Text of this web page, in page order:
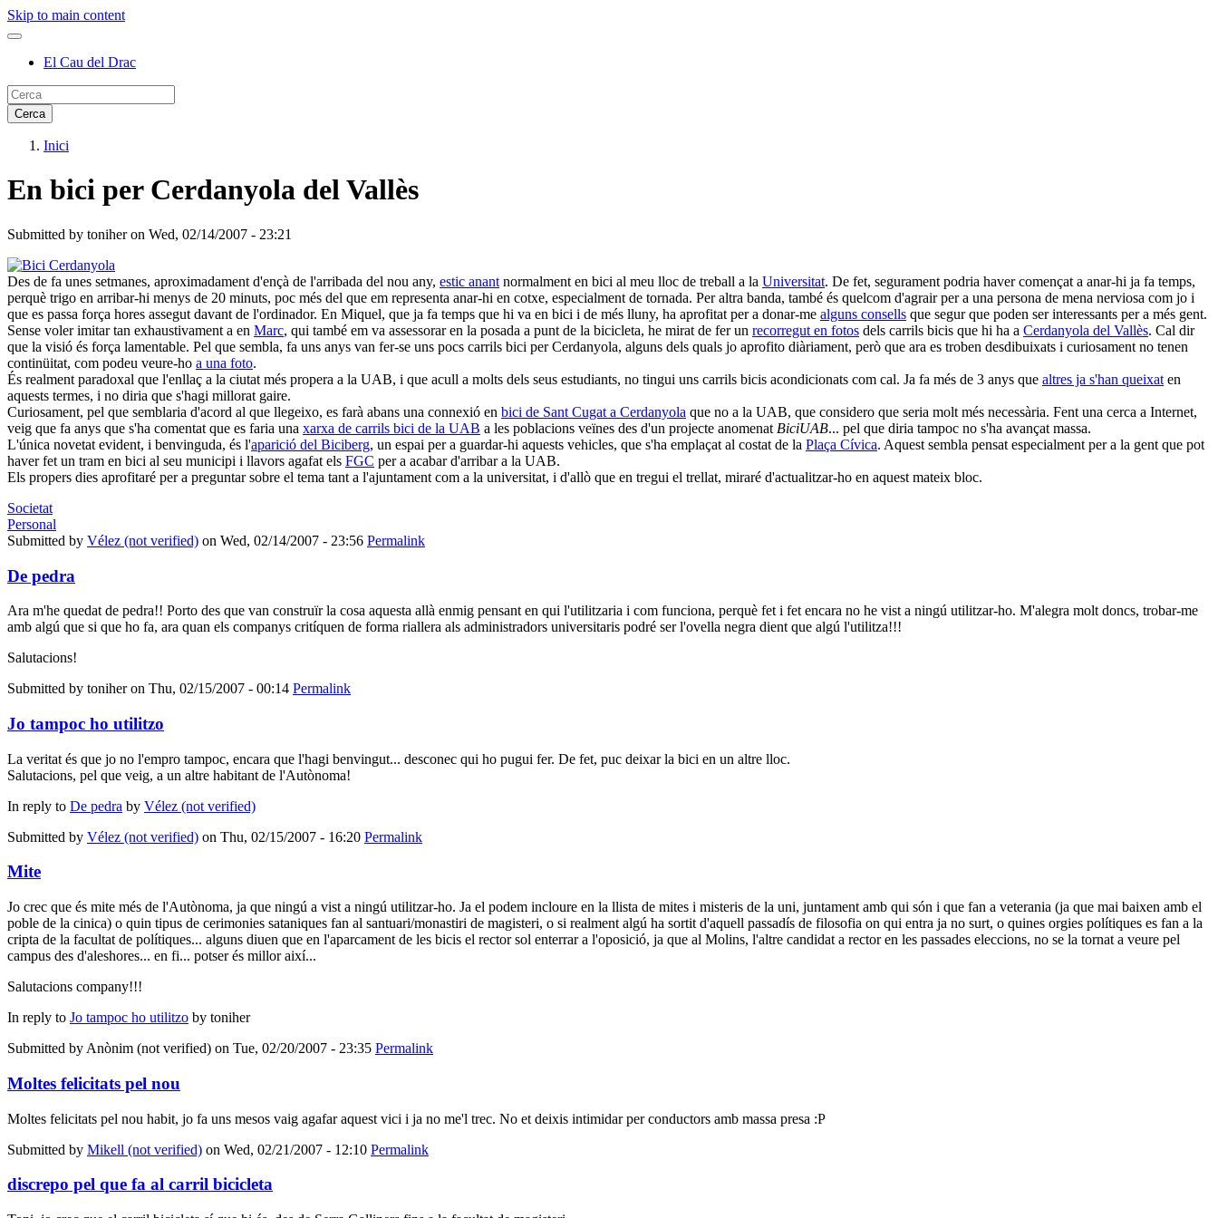
Skip to main content
El Cau del Drac
Inici
En bici per Cerdanyola del Vallès
Submitted by toniheron Wed, 02/14/2007 - 23:21
Des de fa unes setmanes, aproximadament d'ençà de l'arribada del nou any, estic anant normalment en bici al meu lloc de treball a la Universitat. De fet, segurament podria haver començat a anar-hi ja fa temps,
perquè trigo en arribar-hi menys de 20 minuts, poc més del que em representa anar-hi en cotxe, especialment de tornada. Per altra banda, també és quelcom d'agrair per a una persona de mena nerviosa com jo i
que es passa força hores assegut davant de l'ordinador. En Miquel, que ja fa temps que hi va en bici i de més lluny, ha aprofitat per a donar-me alguns consells que segur que poden ser interessants per a més gent.
Sense voler imitar tan exhaustivament a en Marc, qui també em va assessorar en la posada a punt de la bicicleta, he mirat de fer un recorregut en fotos dels carrils bicis que hi ha a Cerdanyola del Vallès. Cal dir
que la visió és força lamentable. Pel que sembla, fa uns anys van fer-se uns pocs carrils bici per Cerdanyola, alguns dels quals jo aprofito diàriament, però que ara es troben desdibuixats i curiosament no tenen
continüitat, com podeu veure-ho a una foto.
És realment paradoxal que l'enllaç a la ciutat més propera a la UAB, i que acull a molts dels seus estudiants, no tingui uns carrils bicis acondicionats com cal. Ja fa més de 3 anys que altres ja s'han queixat en
aquests termes, i no diria que s'hagi millorat gaire.
Curiosament, pel que semblaria d'acord al que llegeixo, es farà abans una connexió en bici de Sant Cugat a Cerdanyola que no a la UAB, que considero que seria molt més necessària. Fent una cerca a Internet,
veig que fa anys que s'ha comentat que es faria una xarxa de carrils bici de la UAB a les poblacions veïnes des d'un projecte anomenat BiciUAB... pel que diria tampoc no s'ha avançat massa.
L'única novetat evident, i benvinguda, és l'aparició del Biciberg, un espai per a guardar-hi aquests vehicles, que s'ha emplaçat al costat de la Plaça Cívica. Aquest sembla pensat especialment per a la gent que pot
haver fet un tram en bici al seu municipi i llavors agafat els FGC per a acabar d'arribar a la UAB.
Els propers dies aprofitaré per a preguntar sobre el tema tant a l'ajuntament com a la universitat, i d'allò que en tregui el trellat, miraré d'actualitzar-ho en aquest mateix bloc.
Societat
Personal
Submitted by Vélez (not verified) on Wed, 02/14/2007 - 23:56 Permalink
De pedra
Ara m'he quedat de pedra!! Porto des que van construïr la cosa aquesta allà enmig pensant en qui l'utilitzaria i com funciona, perquè fet i fet encara no he vist a ningú utilitzar-ho. M'alegra molt doncs, trobar-me
amb algú que si que ho fa, ara quan els companys critíquen de forma riallera als administradors universitaris podré ser l'ovella negra dient que algú l'utilitza!!!
Salutacions!
Submitted by toniheron Thu, 02/15/2007 - 00:14 Permalink
Jo tampoc ho utilitzo
La veritat és que jo no l'empro tampoc, encara que l'hagi benvingut... desconec qui ho pugui fer. De fet, puc deixar la bici en un altre lloc.
Salutacions, pel que veig, a un altre habitant de l'Autònoma!
In reply to De pedra by Vélez (not verified)
Submitted by Vélez (not verified) on Thu, 02/15/2007 - 16:20 Permalink
Mite
Jo crec que és mite més de l'Autònoma, ja que ningú a vist a ningú utilitzar-ho. Ja el podem incloure en la llista de mites i misteris de la uni, juntament amb qui són i que fan a veterania (ja que mai baixen amb el
poble de la cinica) o quin tipus de cerimonies sataniques fan al santuari/monastiri de magisteri, o si realment algú ha sortit d'aquell passadís de filosofia on qui entra ja no surt, o quines orgies polítiques es fan a la
cripta de la facultat de polítiques... alguns diuen que en l'aparcament de les bicis el rector sol enterrar a l'oposició, ja que al Molins, l'altre candidat a rector en les passades eleccions, no se la tornat a veure pel
campus des d'aleshores... en fi... potser és millor així...
Salutacions company!!!
In reply to Jo tampoc ho utilitzo by toniher
Submitted by Anònim (not verified) on Tue, 02/20/2007 - 23:35 Permalink
Moltes felicitats pel nou
Moltes felicitats pel nou habit, jo fa uns mesos vaig agafar aquest vici i ja no me'l trec. No et deixis intimidar per conductors amb massa presa :P
Submitted by Mikell (not verified) on Wed, 02/21/2007 - 12:10 Permalink
discrepo pel que fa al carril bicicleta